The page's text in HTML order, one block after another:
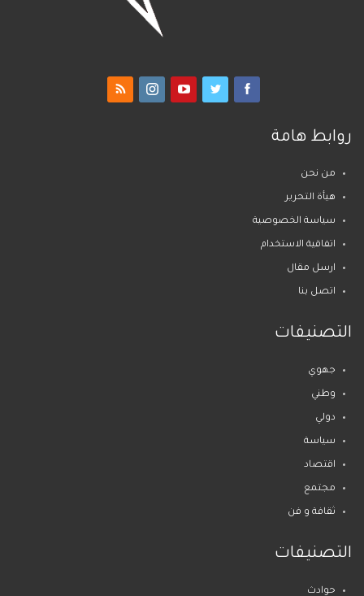
روابط هامة
من نحن
هيأة التحرير
سياسة الخصوصية
اتفاقية الاستخدام
ارسل مقال
اتصل بنا
التصنيفات
جهوي
وطني
دولي
سياسة
اقتصاد
مجتمع
ثقافة و فن
التصنيفات
حوادث